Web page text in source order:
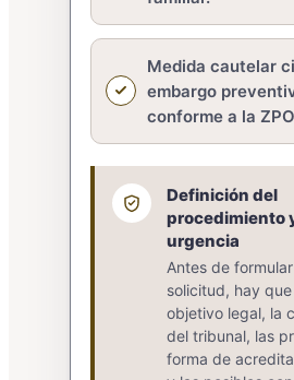
Medida cautelar
embargo
conforme a la
Definición del
procedimiento
urgencia
Antes de
solicitud, hay
objetivo legal, la
del tribunal, las
forma de